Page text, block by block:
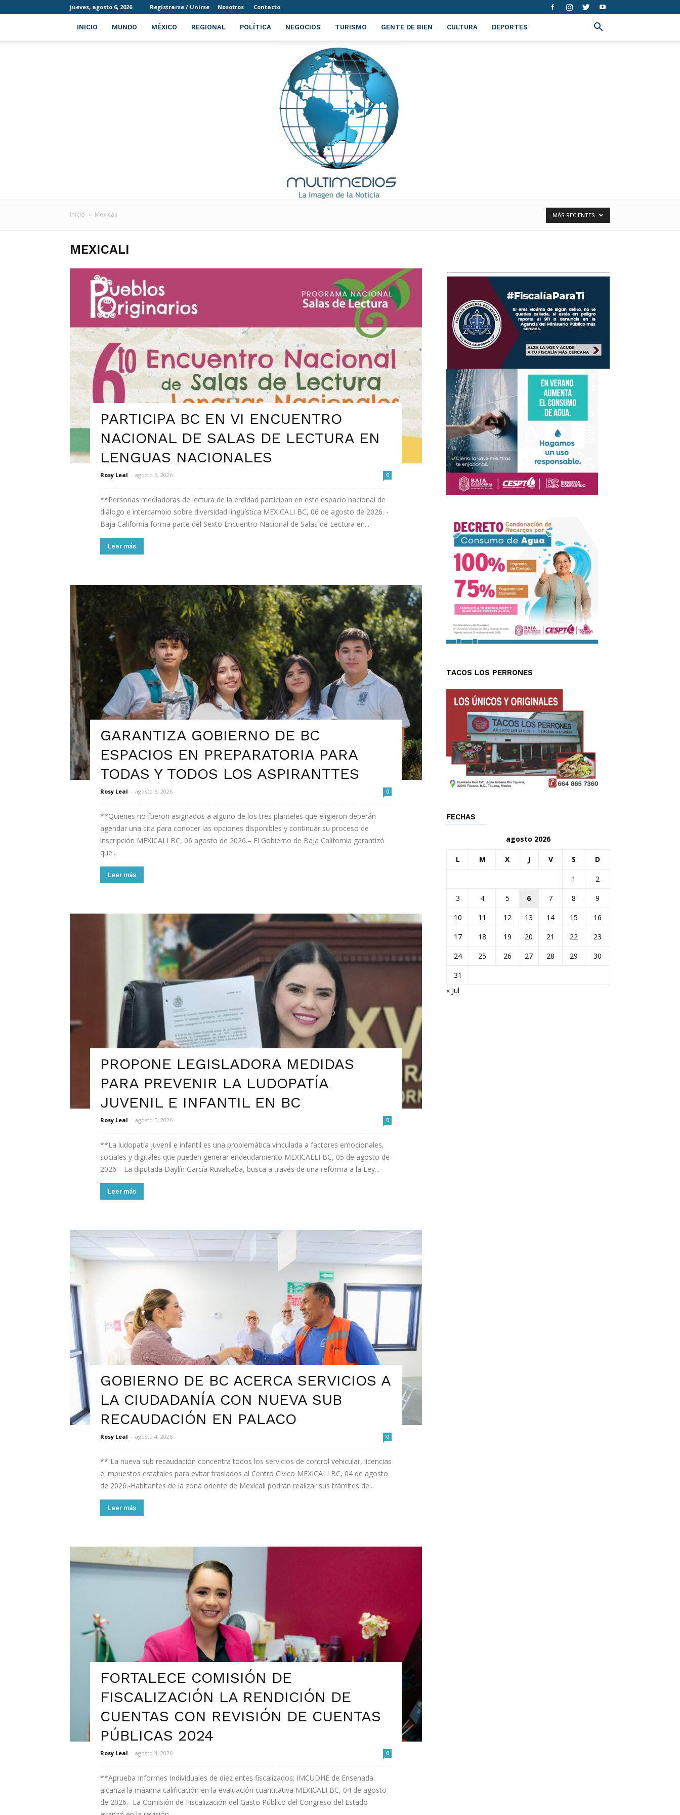
jueves, agosto 6, 2026 Registrarse / Unirse Nosotros Contacto
INICIO MUNDO MÉXICO REGIONAL POLÍTICA NEGOCIOS TURISMO GENTE DE BIEN CULTURA DEPORTES
Inicio Mexicali MÁS RECIENTES
MEXICALI
PARTICIPA BC EN VI ENCUENTRO
NACIONAL DE SALAS DE LECTURA EN
LENGUAS NACIONALES
Rosy Leal - agosto 6, 2026 0
**Personas mediadoras de lectura de la entidad participan en este espacio nacional de
diálogo e intercambio sobre diversidad lingüística MEXICALI BC, 06 de agosto de 2026. -
Baja California forma parte del Sexto Encuentro Nacional de Salas de Lectura en...
Leer más
GARANTIZA GOBIERNO DE BC
ESPACIOS EN PREPARATORIA PARA
TODAS Y TODOS LOS ASPIRANTTES
Rosy Leal - agosto 6, 2026 0
**Quienes no fueron asignados a alguno de los tres planteles que eligieron deberán
agendar una cita para conocer las opciones disponibles y continuar su proceso de
inscripción MEXICALI BC, 06 agosto de 2026.– El Gobierno de Baja California garantizó
que...
Leer más
PROPONE LEGISLADORA MEDIDAS
PARA PREVENIR LA LUDOPATÍA
JUVENIL E INFANTIL EN BC
Rosy Leal - agosto 5, 2026 0
**La ludopatía juvenil e infantil es una problemática vinculada a factores emocionales,
sociales y digitales que pueden generar endeudamiento MEXICAELI BC, 05 de agosto de
2026.– La diputada Daylín García Ruvalcaba, busca a través de una reforma a la Ley...
Leer más
GOBIERNO DE BC ACERCA SERVICIOS A
LA CIUDADANÍA CON NUEVA SUB
RECAUDACIÓN EN PALACO
Rosy Leal - agosto 4, 2026 0
** La nueva sub recaudación concentra todos los servicios de control vehicular, licencias
e impuestos estatales para evitar traslados al Centro Cívico MEXICALI BC, 04 de agosto
de 2026.-Habitantes de la zona oriente de Mexicali podrán realizar sus trámites de...
Leer más
FORTALECE COMISIÓN DE
FISCALIZACIÓN LA RENDICIÓN DE
CUENTAS CON REVISIÓN DE CUENTAS
PÚBLICAS 2024
Rosy Leal - agosto 4, 2026 0
**Aprueba Informes Individuales de diez entes fiscalizados; IMCUDHE de Ensenada
alcanza la máxima calificación en la evaluación cuantitativa MEXICALI BC, 04 de agosto
de 2026.- La Comisión de Fiscalización del Gasto Público del Congreso del Estado
TACOS LOS PERRONES
FECHAS
agosto 2026
L M X J V S D
1
2
3
4 5 6 7 8
9
10
11 12 13 14 15
16
17
18 19 20 21 22
23
24
25 26 27 28 29
30
31
« Jul